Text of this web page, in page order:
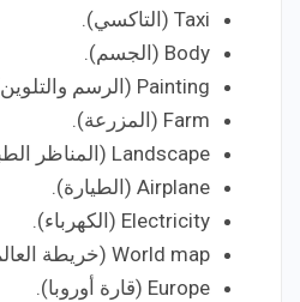
Taxi (التاكسي).
Body (الجسم).
Painting (الرسم والتلوين).
Farm (المزرعة).
Landscape (المناظر الطبيعية).
Airplane (الطيارة).
Electricity (الكهرباء).
World map (خريطة العالم).
Europe (قارة أوروبا).